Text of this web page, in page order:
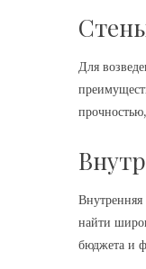
Для
найти
бюджета и